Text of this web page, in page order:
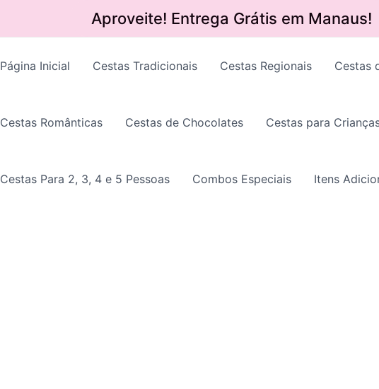
Aproveite! Entrega Grátis em Manaus!
Página Inicial Cestas Tradicionais Cestas Regionais Cestas
Cestas Românticas Cestas de Chocolates Cestas para
Cestas Para 2, 3, 4 e 5 Pessoas Combos Especiais Itens